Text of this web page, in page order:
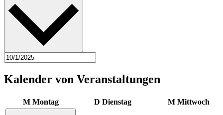
Kalender von Veranstaltungen
M Montag D Dienstag M Mittwoch